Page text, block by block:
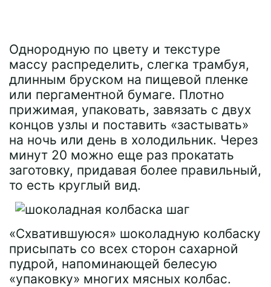
Однородную по цвету и текстуре
массу распределить, слегка трамбуя,
длинным бруском на пищевой пленке
или пергаментной бумаге. Плотно
прижимая, упаковать, завязать с двух
концов узлы и поставить «застывать»
на ночь или день в холодильник. Через
минут 20 можно еще раз прокатать
заготовку, придавая более правильный,
то есть круглый вид.
«Схватившуюся» шоколадную колбаску
присыпать со всех сторон сахарной
пудрой, напоминающей белесую
«упаковку» многих мясных колбас.